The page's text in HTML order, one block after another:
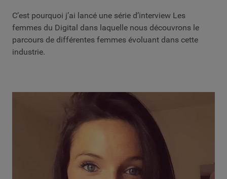
C’est pourquoi j’ai lancé une série d’interview Les
femmes du Digital dans laquelle nous découvrons le
parcours de différentes femmes évoluant dans cette
industrie.